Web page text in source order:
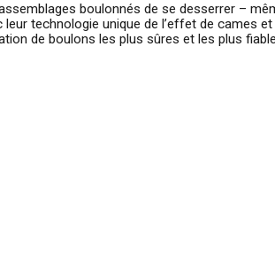
boulonnés de se desserrer –
technologie unique de l’effet de cames et
de boulons les plus sûres et les plus